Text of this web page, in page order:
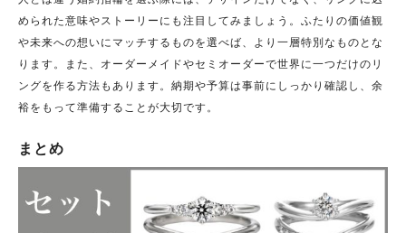
められた意味やストーリーにも注目してみましょう。ふたりの価値観
や未来への想いにマッチするものを選べば、より一層特別なものとな
ります。また、オーダーメイドやセミオーダーで世界に一つだけのリ
ングを作る方法もあります。納期や予算は事前にしっかり確認し、余
裕をもって準備することが大切です。
まとめ